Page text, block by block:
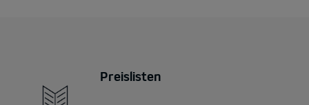
Preislisten